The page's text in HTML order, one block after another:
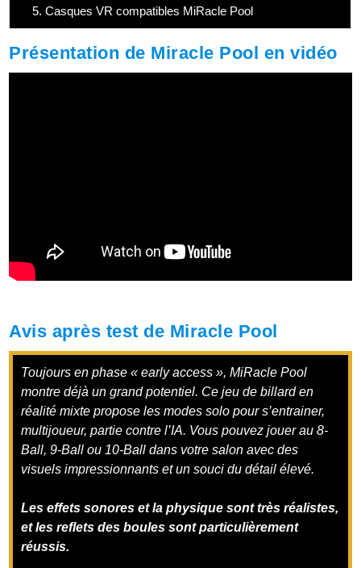
5. Casques VR compatibles MiRacle Pool
Présentation de Miracle Pool en vidéo
Avis après test de Miracle Pool
Toujours en phase « early access », MiRacle Pool
montre déjà un grand potentiel. Ce jeu de billard en
réalité mixte propose les modes solo pour s’entrainer,
multijoueur, partie contre l’IA. Vous pouvez jouer au 8-
Ball, 9-Ball ou 10-Ball dans votre salon avec des
visuels impressionnants et un souci du détail élevé.
Les effets sonores et la physique sont très réalistes,
et les reflets des boules sont particulièrement
réussis.